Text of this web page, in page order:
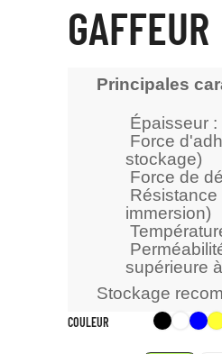
GAFFEUR
Principales
Épaisseur :
Force
stockage)
Force de
Résistance
immersion)
supérieure
Stockage
COULEUR NoirBlanc